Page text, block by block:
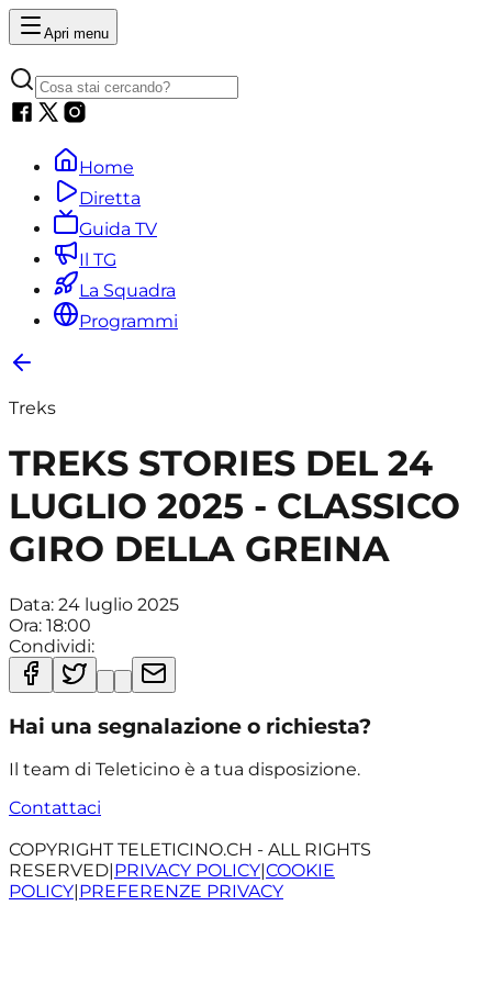
Apri menu
Home
Diretta
Guida TV
Il TG
La Squadra
Programmi
Treks
TREKS STORIES DEL 24
LUGLIO 2025 - CLASSICO
GIRO DELLA GREINA
Data: 24 luglio 2025
Ora: 18:00
Condividi:
Hai una segnalazione o richiesta?
Il team di Teleticino è a tua disposizione.
Contattaci
COPYRIGHT TELETICINO.CH - ALL RIGHTS
RESERVED|PRIVACY POLICY|COOKIE
POLICY|PREFERENZE PRIVACY